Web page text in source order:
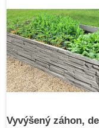
Vyvýšený záhon,